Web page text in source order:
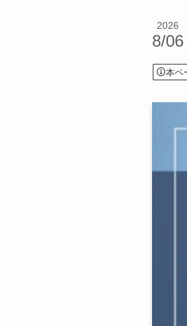
2026
8/06
本ペ